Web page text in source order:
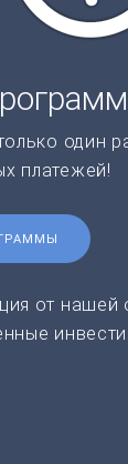
один
платежей!
от нашей